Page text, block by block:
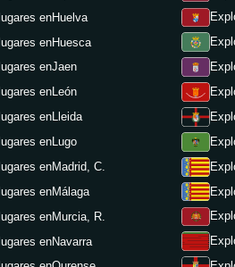
enHuelva
enHuesca
enJaen
enLeón
enLleida
enLugo
enMadrid, C.
enMálaga
enMurcia, R.
enNavarra